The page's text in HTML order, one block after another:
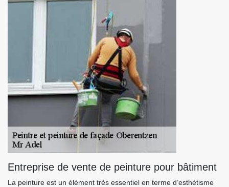
Entreprise de vente de peinture pour bâtiment
La peinture est un élément très essentiel en terme d’esthétisme